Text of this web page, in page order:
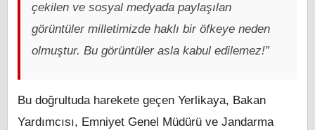
çekilen ve sosyal medyada paylaşılan
görüntüler milletimizde haklı bir öfkeye neden
olmuştur. Bu görüntüler asla kabul edilemez!”
Bu doğrultuda harekete geçen Yerlikaya, Bakan
Yardımcısı, Emniyet Genel Müdürü ve Jandarma